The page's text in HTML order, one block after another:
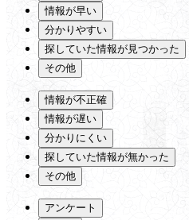
情報が早い
分かりやすい
探していた情報が見つかった
その他
情報が不正確
情報が遅い
分かりにくい
探していた情報が無かった
その他
アンケート